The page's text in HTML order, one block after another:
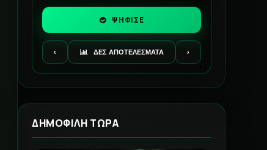
ΨΗΦΙΣΕ
‹ ΔΕΣ ΑΠΟΤΕΛΕΣΜΑΤΑ ›
ΔΗΜΟΦΙΛΗ ΤΩΡΑ